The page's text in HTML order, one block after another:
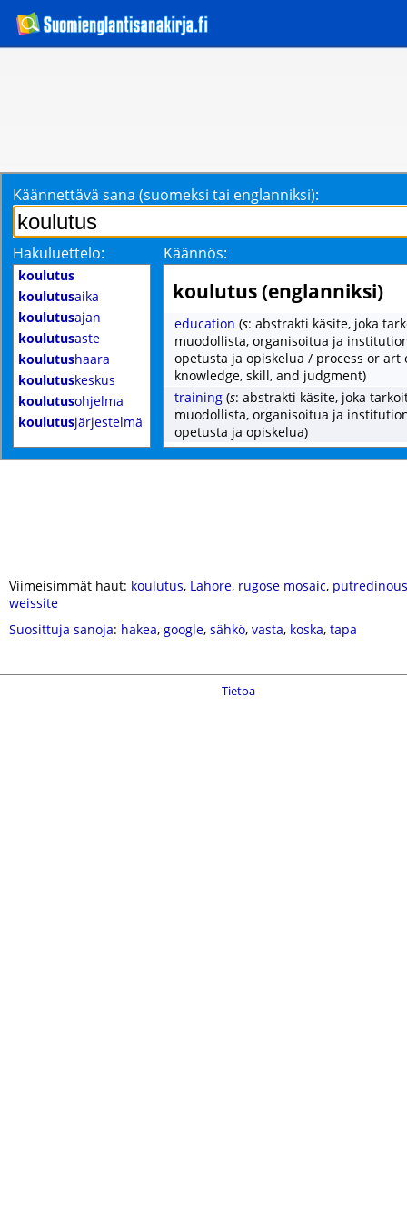
Käännettävä sana (suomeksi tai englanniksi):
Hakuluettelo: Käännös:
koulutus
koulutusaika
koulutusajan
koulutusaste
koulutushaara
koulutuskeskus
koulutusohjelma
koulutusjärjestelmä
koulutus (englanniksi)
education (s: abstrakti käsite, joka
muodollista, organisoitua ja
opetusta ja opiskelua / process or
knowledge, skill, and judgment)
training (s: abstrakti käsite, joka
muodollista, organisoitua ja
opetusta ja opiskelua)
Viimeisimmät haut: koulutus, Lahore, rugose mosaic, putredinous
weissite
Suosittuja sanoja: hakea, google, sähkö, vasta, koska, tapa
Tietoa